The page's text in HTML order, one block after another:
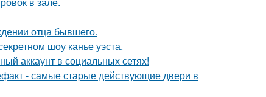
отца бывшего.
шоу канье уэста.
аккаунт в социальных сетях!
- самые стаpые действующие двери в